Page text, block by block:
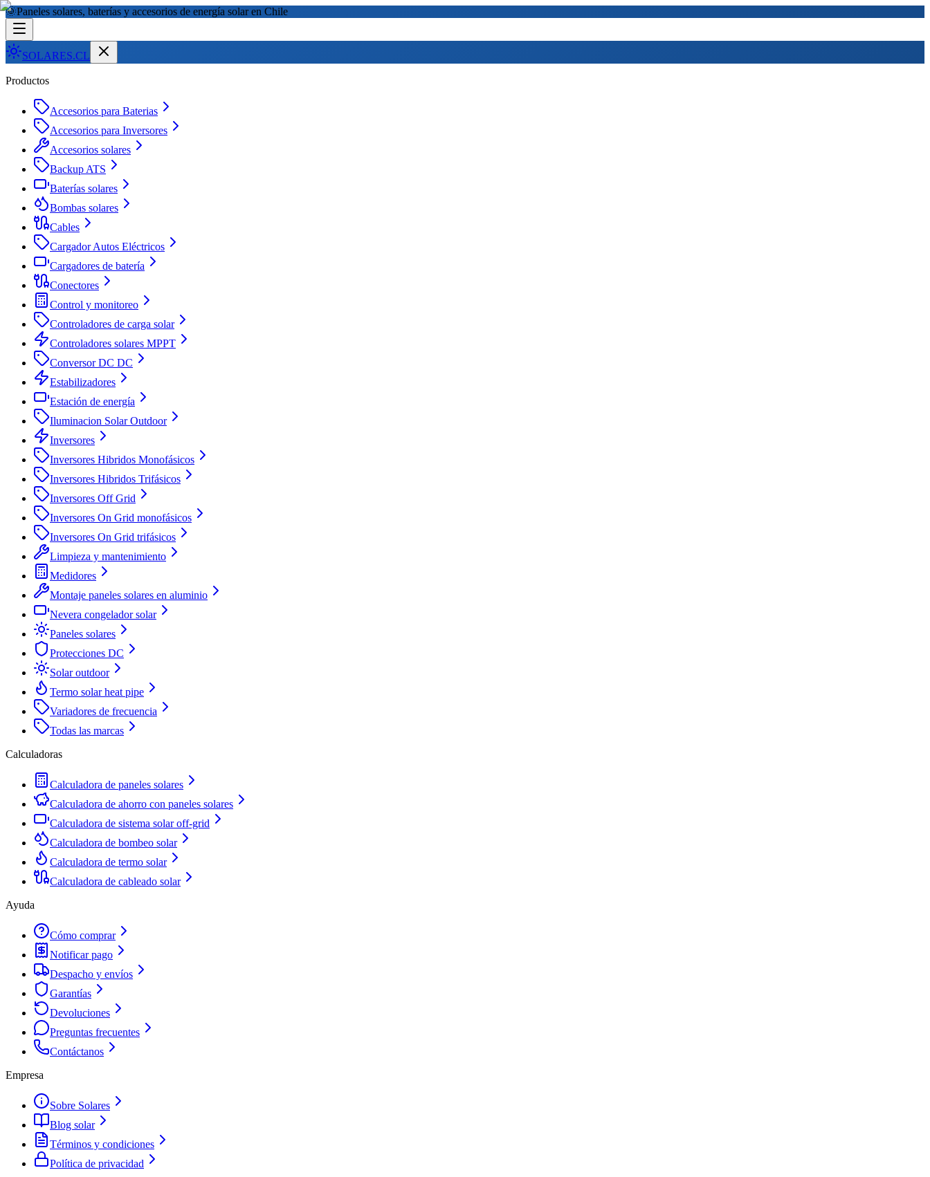
🌞Paneles solares, baterías y accesorios de energía solar en Chile
SOLARES.CL
Productos
Accesorios para Baterias
Accesorios para Inversores
Accesorios solares
Backup ATS
Baterías solares
Bombas solares
Cables
Cargador Autos Eléctricos
Cargadores de batería
Conectores
Control y monitoreo
Controladores de carga solar
Controladores solares MPPT
Conversor DC DC
Estabilizadores
Estación de energía
Iluminacion Solar Outdoor
Inversores
Inversores Hibridos Monofásicos
Inversores Hibridos Trifásicos
Inversores Off Grid
Inversores On Grid monofásicos
Inversores On Grid trifásicos
Limpieza y mantenimiento
Medidores
Montaje paneles solares en aluminio
Nevera congelador solar
Paneles solares
Protecciones DC
Solar outdoor
Termo solar heat pipe
Variadores de frecuencia
Todas las marcas
Calculadoras
Calculadora de paneles solares
Calculadora de ahorro con paneles solares
Calculadora de sistema solar off-grid
Calculadora de bombeo solar
Calculadora de termo solar
Calculadora de cableado solar
Ayuda
Cómo comprar
Notificar pago
Despacho y envíos
Garantías
Devoluciones
Preguntas frecuentes
Contáctanos
Empresa
Sobre Solares
Blog solar
Términos y condiciones
Política de privacidad